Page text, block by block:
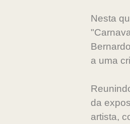
Nesta
a uma
da
artista,